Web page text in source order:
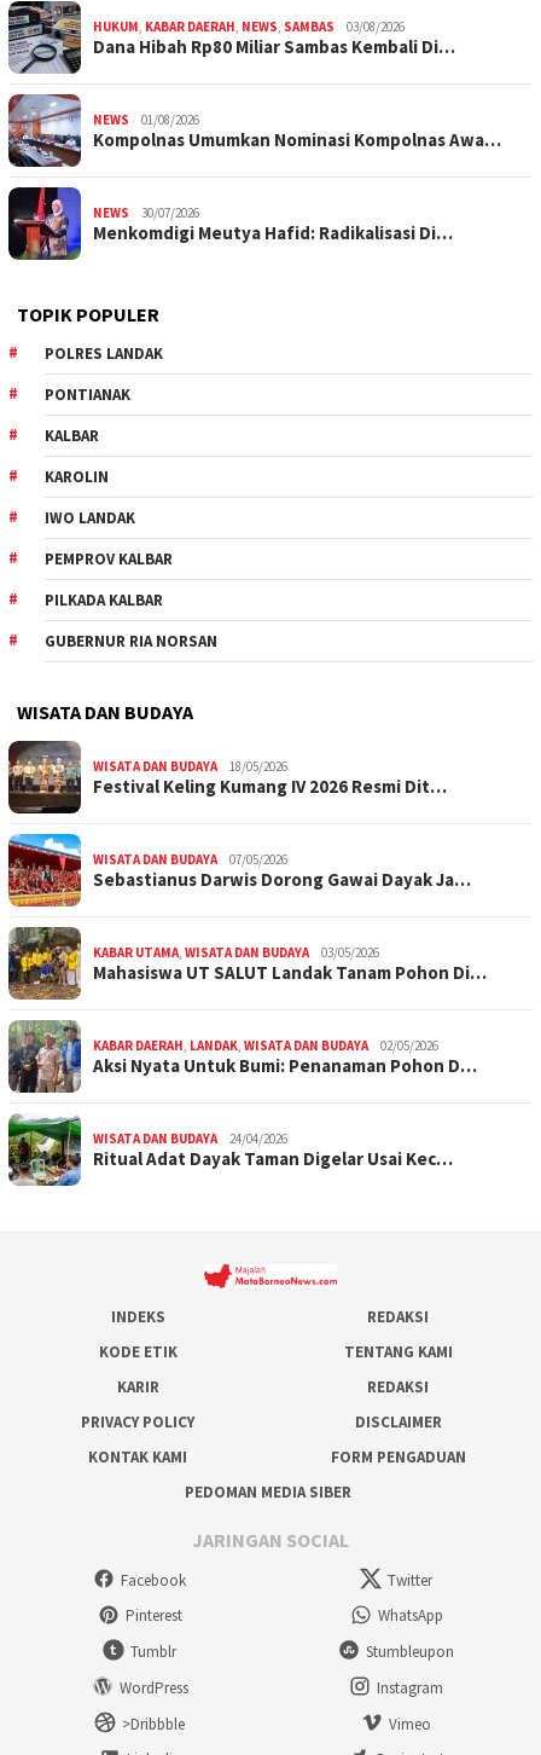
HUKUM KABAR DAERAH NEWS SAMBAS 03/08/2026
Dana Hibah Rp80 Miliar Sambas Kembali Di…
NEWS 01/08/2026
Kompolnas Umumkan Nominasi Kompolnas Awa…
NEWS 30/07/2026
Menkomdigi Meutya Hafid: Radikalisasi Di…
TOPIK POPULER
POLRES LANDAK
PONTIANAK
KALBAR
KAROLIN
IWO LANDAK
PEMPROV KALBAR
PILKADA KALBAR
GUBERNUR RIA NORSAN
WISATA DAN BUDAYA
WISATA DAN BUDAYA 18/05/2026
Festival Keling Kumang IV 2026 Resmi Dit…
WISATA DAN BUDAYA 07/05/2026
Sebastianus Darwis Dorong Gawai Dayak Ja…
KABAR UTAMA WISATA DAN BUDAYA 03/05/2026
Mahasiswa UT SALUT Landak Tanam Pohon Di…
KABAR DAERAH LANDAK WISATA DAN BUDAYA 02/05/2026
Aksi Nyata Untuk Bumi: Penanaman Pohon D…
WISATA DAN BUDAYA 24/04/2026
Ritual Adat Dayak Taman Digelar Usai Kec…
INDEKS
REDAKSI
KODE ETIK
TENTANG KAMI
KARIR
REDAKSI
PRIVACY POLICY
DISCLAIMER
KONTAK KAMI
FORM PENGADUAN
PEDOMAN MEDIA SIBER
JARINGAN SOCIAL
Facebook
Twitter
Pinterest
WhatsApp
Tumblr
Stumbleupon
WordPress
Instagram
>Dribbble
Vimeo